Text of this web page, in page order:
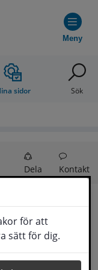
för att
sätt för dig.
Meny
sidor Sök
Dela Kontakt
det bli aktuellt